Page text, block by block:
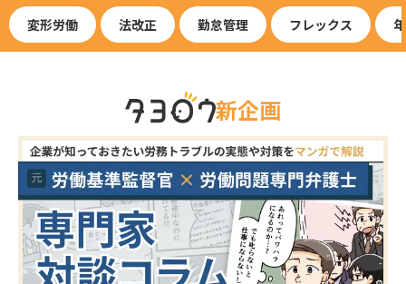
変形労働 法改正 勤怠管理 フレックス
新企画